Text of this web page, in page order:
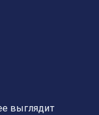
выглядит